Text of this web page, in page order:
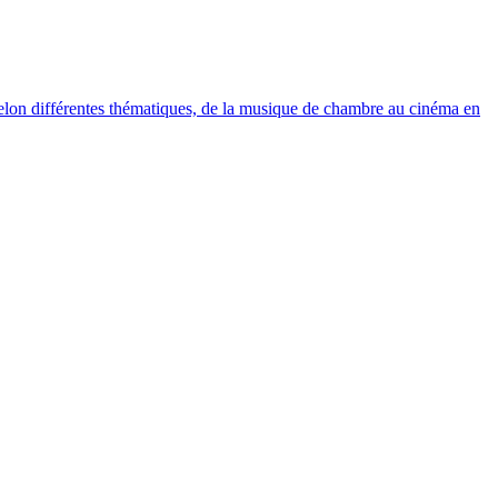
différentes thématiques, de la musique de chambre au cinéma en